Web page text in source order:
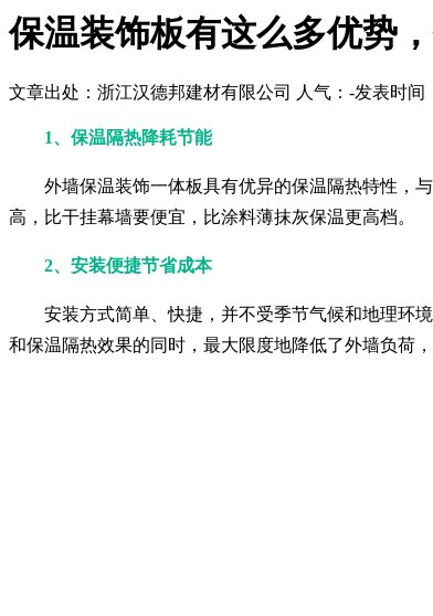
保温装饰板有这么多优势
文章出处：浙江汉德邦建材有限公司 人气： -发表时间
1、保温隔热降耗节能
外墙保温装饰一体板具有优异的保温隔热特性，
高，比干挂幕墙要便宜，比涂料薄抹灰保温更高档。
2、安装便捷节省成本
安装方式简单、快捷，并不受季节气候和地理环
和保温隔热效果的同时，最大限度地降低了外墙负荷